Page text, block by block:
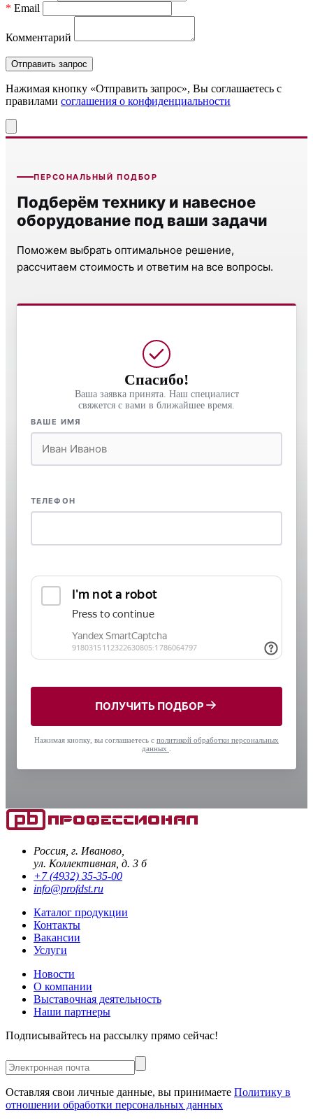
* Email
Комментарий
Нажимая кнопку «Отправить запрос», Вы соглашаетесь c
правилами соглашения о конфиденциальности
ПЕРСОНАЛЬНЫЙ ПОДБОР
Подберём технику и навесное
оборудование под ваши задачи
Поможем выбрать оптимальное решение,
рассчитаем стоимость и ответим на все вопросы.
Спасибо!
Ваша заявка принята. Наш специалист
свяжется с вами в ближайшее время.
ВАШЕ ИМЯ
ТЕЛЕФОН
ПОЛУЧИТЬ ПОДБОР
Нажимая кнопку, вы соглашаетесь с политикой обработки персональных
данных
Россия, г. Иваново,
ул. Коллективная, д. 3 б
+7 (4932) 35-35-00
info@profdst.ru
Каталог продукции
Контакты
Вакансии
Услуги
Новости
О компании
Выставочная деятельность
Наши партнеры
Подписывайтесь на рассылку прямо сейчас!
Оставляя свои личные данные, вы принимаете Политику в
отношении обработки персональных данных